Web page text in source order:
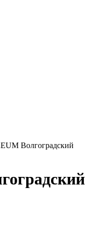
Волгоградский